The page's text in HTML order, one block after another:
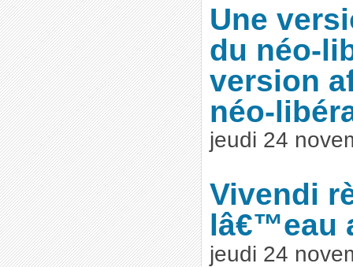
Une
du néo-
version
néo-
jeudi 24
Vivendi
lâ€™eau
jeudi 24